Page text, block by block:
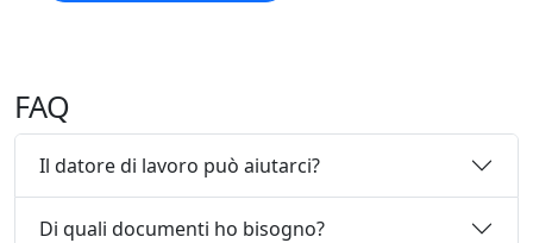
FAQ
Il datore di lavoro può aiutarci?
Di quali documenti ho bisogno?